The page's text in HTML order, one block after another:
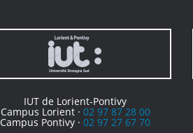
IUT de Lorient-Pontivy
Campus Lorient · 02 97 87 28 00
Campus Pontivy ·02 97 27 67 70